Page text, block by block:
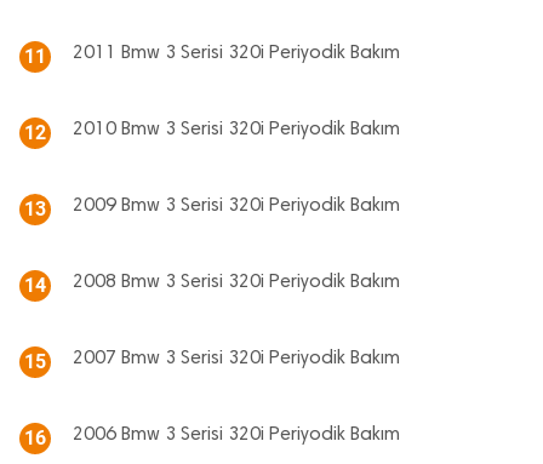
11 2011 Bmw 3 Serisi 320i Periyodik Bakım
12 2010 Bmw 3 Serisi 320i Periyodik Bakım
13 2009 Bmw 3 Serisi 320i Periyodik Bakım
14 2008 Bmw 3 Serisi 320i Periyodik Bakım
15 2007 Bmw 3 Serisi 320i Periyodik Bakım
16 2006 Bmw 3 Serisi 320i Periyodik Bakım